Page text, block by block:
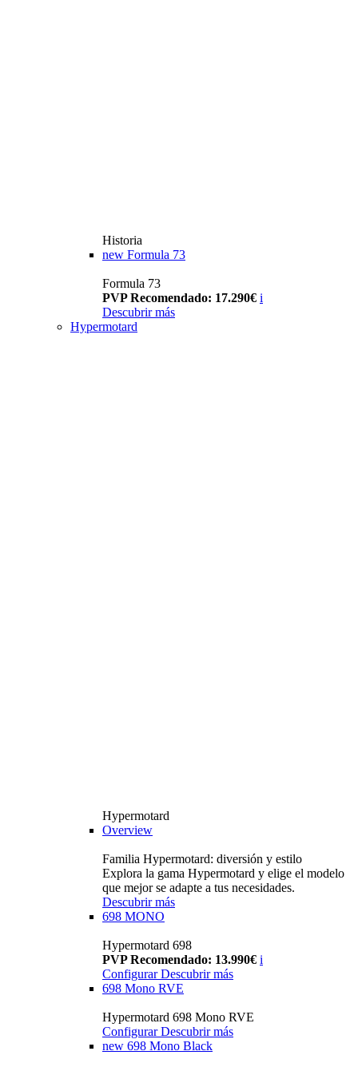
Historia
new Formula 73
Formula 73
PVP Recomendado: 17.290€ i
Descubrir más
Hypermotard
Hypermotard
Overview
Familia Hypermotard: diversión y estilo
Explora la gama Hypermotard y elige el modelo
que mejor se adapte a tus necesidades.
Descubrir más
698 MONO
Hypermotard 698
PVP Recomendado: 13.990€ i
ConfigurarDescubrir más
698 Mono RVE
Hypermotard 698 Mono RVE
Configurar Descubrir más
new 698 Mono Black